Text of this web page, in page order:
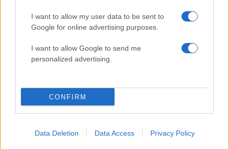
I want to allow my user data to be sent to
Google for online advertising purposes.
I want to allow Google to send me
personalized advertising.
CONFIRM
Data Deletion Data Access Privacy Policy
Αυτά τα μυστικά κάνουν τη διαφορά
09.08.2026